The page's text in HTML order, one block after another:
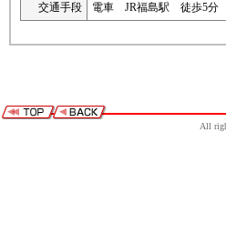
交通手段
電車 JR福島駅 徒歩5分
All